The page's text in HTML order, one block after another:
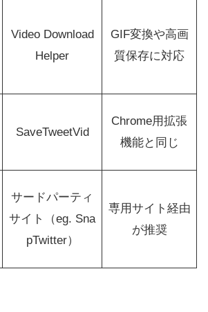
Video Download
Helper
GIF変換や高画
質保存に対応
SaveTweetVid
Chrome用拡張
機能と同じ
サードパーティ
サイト（eg. Sna
pTwitter）
専用サイト経由
が推奨